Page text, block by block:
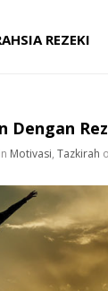
REZEKI
Dengan
in Motivasi, Tazkirah